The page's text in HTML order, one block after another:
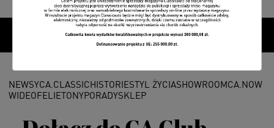
NEWSYCA.CLASSICHISTORIESTYL ŻYCIASHOWROOMCA.NOW
WIDEOFELIETONYPORADYSKLEP